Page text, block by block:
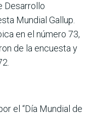
Desarrollo
Mundial Gallup.
en el número 73,
de la encuesta y
el “Día Mundial de